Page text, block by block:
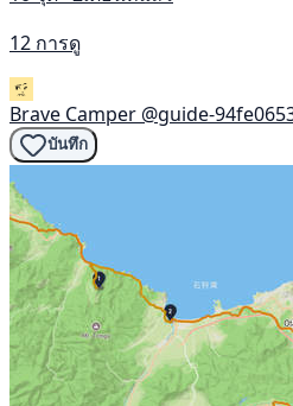
12 การดู
Brave Camper @guide-
บันทึก